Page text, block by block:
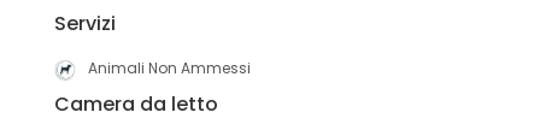
Servizi
Animali Non Ammessi
Camera da letto